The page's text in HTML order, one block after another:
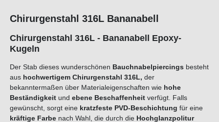
Chirurgenstahl 316L Bananabell
Chirurgenstahl 316L - Bananabell Epoxy-
Kugeln
Der Stab dieses wunderschönen Bauchnabelpiercings besteht
aus hochwertigem Chirurgenstahl 316L, der
bekanntermaßen über Materialeigenschaften wie hohe
Beständigkeit und ebene Beschaffenheit verfügt. Falls
gewünscht, sorgt eine kratzfeste PVD-Beschichtung für eine
kräftige Farbe nach Wahl, die durch die Hochglanzpolitur